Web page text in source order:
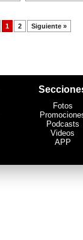
1 2 Siguiente »
Fotos
Podcasts
Videos
APP